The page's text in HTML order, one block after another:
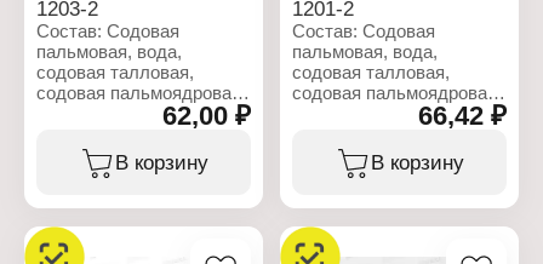
1203-2
Состав: Содовая
пальмовая, вода,
содовая талловая,
содовая пальмоядровая,
глицерин, диоксид
титана, тетранатриевая
соль ЭДТА, хлорид
натрия, отдушка,
Характеристики:
62,00 ₽
В корзину
1201-2
Состав: Содовая
пальмовая, вода,
содовая талловая,
содовая пальмоядровая,
глицерин, диоксид
титана, тетранатриевая
соль ЭДТА, хлорид
натрия, отдушка,
Характеристики:
66,42 ₽
В корзину